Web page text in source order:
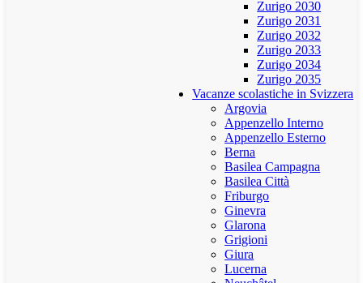
Zurigo 2030
Zurigo 2031
Zurigo 2032
Zurigo 2033
Zurigo 2034
Zurigo 2035
Vacanze scolastiche in Svizzera
Argovia
Appenzello Interno
Appenzello Esterno
Berna
Basilea Campagna
Basilea Città
Friburgo
Ginevra
Glarona
Grigioni
Giura
Lucerna